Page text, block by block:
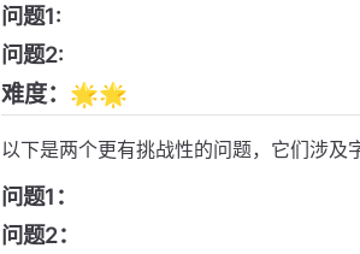
问题1:
问题2:
难度：🌟🌟
以下是两个更有挑战性的问题，它们涉及
问题1：
问题2：